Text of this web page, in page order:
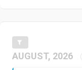
AUGUST, 2026